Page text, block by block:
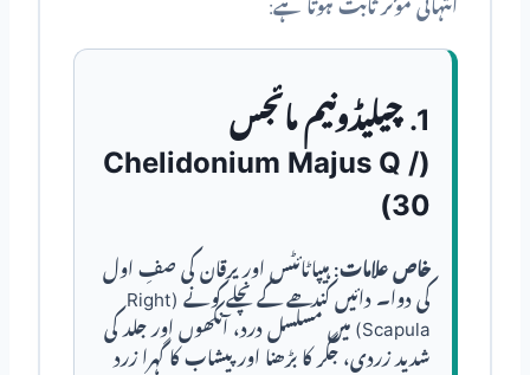
انتہائی مؤثر ثابت ہوتا ہے:
1. چیلیڈونیم مائجس
(Chelidonium Majus Q /
30)
خاص علامات: ہیپاٹائٹس اور یرقان کی صفِ اول
کی دوا۔ دائیں کندھے کے نچلے کونے (Right
Scapula) میں مسلسل درد، آنکھوں اور جلد کی
شدید زردی، جگر کا بڑھنا اور پیشاب کا گہرا زرد